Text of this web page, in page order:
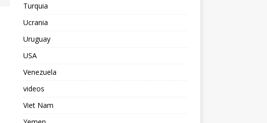
Turquia
Ucrania
Uruguay
USA
Venezuela
videos
Viet Nam